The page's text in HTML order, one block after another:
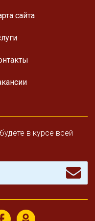
сайта
в курсе всей